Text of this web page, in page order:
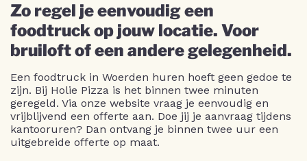
Zo regel je eenvoudig een
foodtruck op jouw locatie. Voor
bruiloft of een andere gelegenheid.
Een foodtruck in Woerden huren hoeft geen gedoe te
zijn. Bij Holie Pizza is het binnen twee minuten
geregeld. Via onze website vraag je eenvoudig en
vrijblijvend een offerte aan. Doe jij je aanvraag tijdens
kantooruren? Dan ontvang je binnen twee uur een
uitgebreide offerte op maat.